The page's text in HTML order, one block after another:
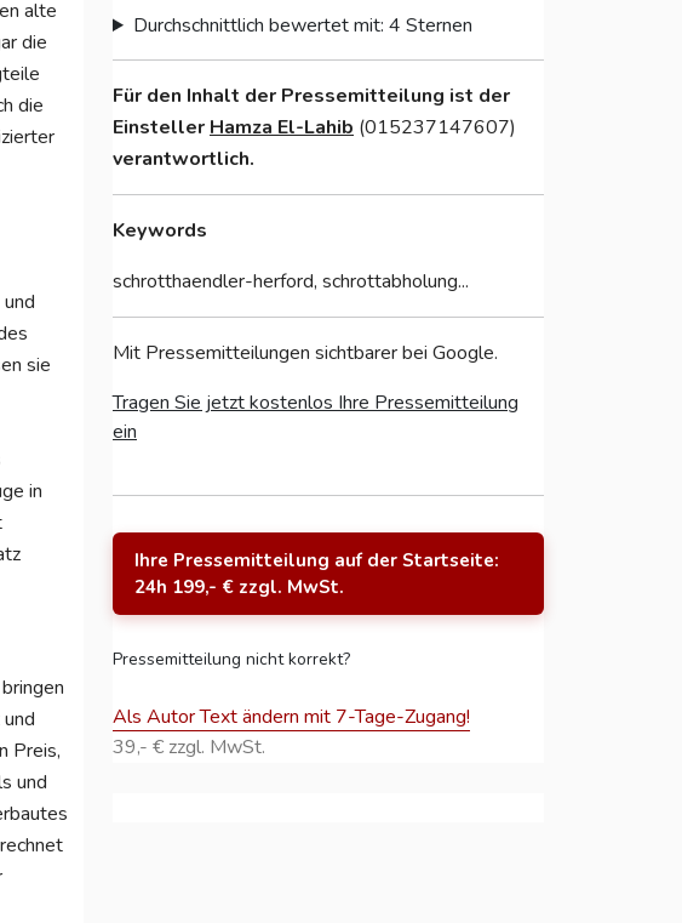
alte
die
die
sie
in
Preis,
und
Durchschnittlich bewertet mit: 4 Sternen
Für den Inhalt der Pressemitteilung ist der
Einsteller Hamza El-Lahib (015237147607)
verantwortlich.
Keywords
schrotthaendler-herford, schrottabholung...
Mit Pressemitteilungen sichtbarer bei Google.
Tragen Sie jetzt kostenlos Ihre Pressemitteilung
ein
Ihre Pressemitteilung auf der Startseite:
24h 199,- € zzgl. MwSt.
Pressemitteilung nicht korrekt?
Als Autor Text ändern mit 7-Tage-Zugang!
39,- € zzgl. MwSt.